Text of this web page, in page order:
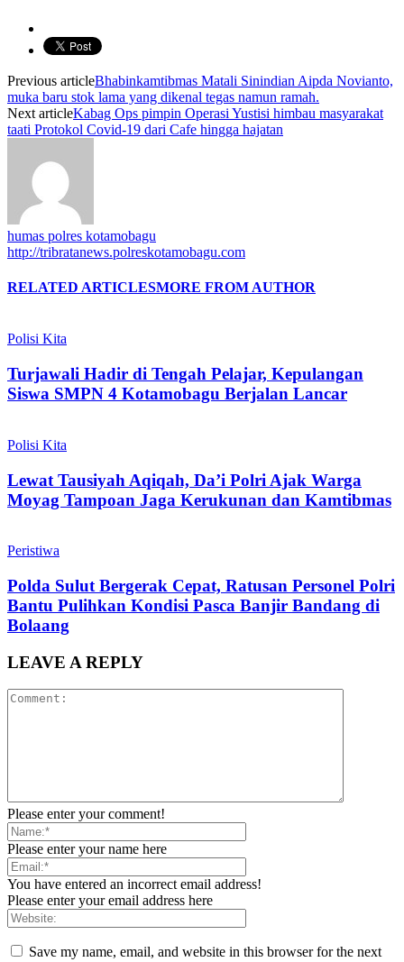
Previous articleBhabinkamtibmas Matali Sinindian Aipda Novianto,
muka baru stok lama yang dikenal tegas namun ramah.
Next articleKabag Ops pimpin Operasi Yustisi himbau masyarakat
taati Protokol Covid-19 dari Cafe hingga hajatan
humas polres kotamobagu
http://tribratanews.polreskotamobagu.com
RELATED ARTICLESMORE FROM AUTHOR
Polisi Kita
Turjawali Hadir di Tengah Pelajar, Kepulangan
Siswa SMPN 4 Kotamobagu Berjalan Lancar
Polisi Kita
Lewat Tausiyah Aqiqah, Da’i Polri Ajak Warga
Moyag Tampoan Jaga Kerukunan dan Kamtibmas
Peristiwa
Polda Sulut Bergerak Cepat, Ratusan Personel Polri
Bantu Pulihkan Kondisi Pasca Banjir Bandang di
Bolaang
LEAVE A REPLY
Please enter your comment!
Please enter your name here
You have entered an incorrect email address!
Please enter your email address here
Save my name, email, and website in this browser for the next